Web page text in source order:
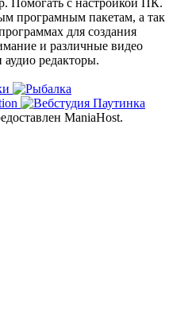
програмным пакетам, а так
для создания
и различные видео
редакторы.
ManiaHost.